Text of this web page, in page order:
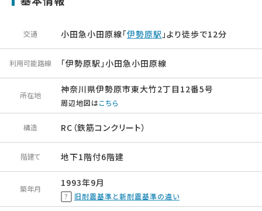
交通 小田急小田原線「伊勢原駅 」より徒歩で12分
利用可能路線 「伊勢原駅」小田急小田原線
所在地
神奈川県伊勢原市東大竹2丁目12番5号
周辺地図はこちら
構造 RC（鉄筋コンクリート）
階建て 地下1階付6階建
築年月
1993年9月
旧耐震基準と新耐震基準の違い